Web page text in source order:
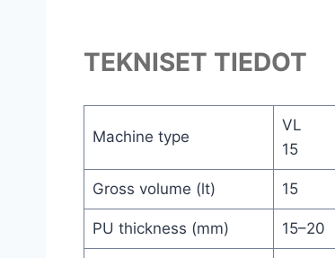
TEKNISET TIEDOT
Machine type
VL
15
Gross volume (lt) 15
PU thickness (mm) 15–20